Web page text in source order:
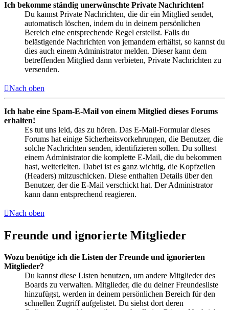
Ich bekomme ständig unerwünschte Private Nachrichten!
Du kannst Private Nachrichten, die dir ein Mitglied sendet,
automatisch löschen, indem du in deinem persönlichen
Bereich eine entsprechende Regel erstellst. Falls du
belästigende Nachrichten von jemandem erhältst, so kannst du
dies auch einem Administrator melden. Dieser kann dem
betreffenden Mitglied dann verbieten, Private Nachrichten zu
versenden.
Nach oben
Ich habe eine Spam-E-Mail von einem Mitglied dieses Forums
erhalten!
Es tut uns leid, das zu hören. Das E-Mail-Formular dieses
Forums hat einige Sicherheitsvorkehrungen, die Benutzer, die
solche Nachrichten senden, identifizieren sollen. Du solltest
einem Administrator die komplette E-Mail, die du bekommen
hast, weiterleiten. Dabei ist es ganz wichtig, die Kopfzeilen
(Headers) mitzuschicken. Diese enthalten Details über den
Benutzer, der die E-Mail verschickt hat. Der Administrator
kann dann entsprechend reagieren.
Nach oben
Freunde und ignorierte Mitglieder
Wozu benötige ich die Listen der Freunde und ignorierten
Mitglieder?
Du kannst diese Listen benutzen, um andere Mitglieder des
Boards zu verwalten. Mitglieder, die du deiner Freundesliste
hinzufügst, werden in deinem persönlichen Bereich für den
schnellen Zugriff aufgelistet. Du siehst dort deren